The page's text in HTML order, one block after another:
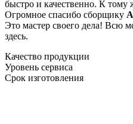
быстро и качественно. К тому
Огромное спасибо сборщику
Это мастер своего дела! Всю
здесь.
Качество продукции
Уровень сервиса
Срок изготовления